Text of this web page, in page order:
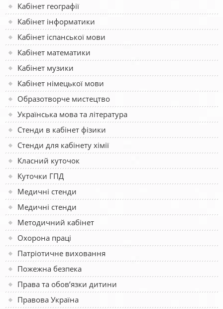
Кабінет географії
Кабінет інформатики
Кабінет іспанської мови
Кабінет математики
Кабінет музики
Кабінет німецької мови
Образотворче мистецтво
Українська мова та література
Стенди в кабінет фізики
Стенди для кабінету хімії
Класний куточок
Куточки ГПД
Медичні стенди
Медичні стенди
Методичний кабінет
Охорона праці
Патріотичне виховання
Пожежна безпека
Права та обов’язки дитини
Правова Україна